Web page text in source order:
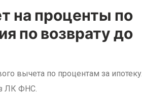
на проценты по
по возврату до
вычета по процентам за ипотеку.
ЛК ФНС.